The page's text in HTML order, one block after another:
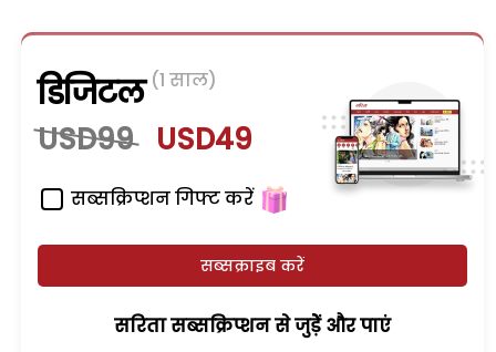
डिजिटल (1 साल)
USD99 USD49
सब्सक्रिप्शन गिफ्ट करें
सब्सक्राइब करें
सरिता सब्सक्रिप्शन से जुड़ेें और पाएं